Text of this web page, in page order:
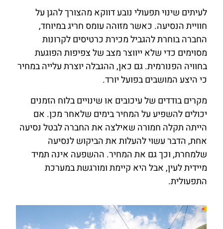
לעיתים שינוי תפעולי נובע דווקא מהצורך להגן על
חוויית הנסיעה. כאשר מזוהה עומס חריג במיוחד,
החברה בוחרת להגביל מכירת כרטיסים לקרונות
מסוימים כדי שלא ייווצר מצב של צפיפות הפוגעת
בחוויה הפנורמית. גם כאן, ההגבלה יוצרת עלייה במחיר
כי היצע המושבים בפועל יורד.
מקרים בודדים של עיכובים או שינויים בלוח הזמנים
יכולים להשפיע על המחיר בימים שלאחר מכן. אם
הייתה תקלה חמורה שאילצה את החברה לבטל נסיעה
אחת, הדבר עשוי להעלות את הביקוש לנסיעה
שלמחרת, וכך גם את המחיר. ההשפעה אינה תמיד
מיידית לעין, אבל היא קיימת ומורגשת במערכת
התפעולית.